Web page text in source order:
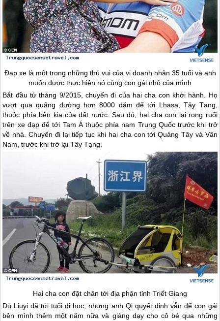
Đạp xe là một trong những thú vui của vị doanh nhân 35 tuổi và anh
muốn được thực hiện nó cùng con gái nhỏ của mình
Bắt đầu từ tháng 9/2015, chuyến đi của hai cha con khởi hành. Họ
vượt qua quãng đường hơn 8000 dặm để tới Lhasa,Tây Tạng
thuộc phía bên kia của đất nước. Sau đó, hai cha con lại rong ruổi
trên xe đạp để tới Tam Á thuộc phía nam Trung Quốctrước khi trở
về nhà. Chuyến đi lại tiếp tục khi hai cha con tới Quảng Tây và Vân
Nam, trước khi trở lạiTây Tạng
Hai cha con đặt chân tới địa phận tỉnh Triết Giang
Dù Liuyi đã tới tuổi đi học, nhưng anh Qi quyết định vẫn để con gái
bên mình thêm một năm nữa và giảng dạy cho cô bé qua những